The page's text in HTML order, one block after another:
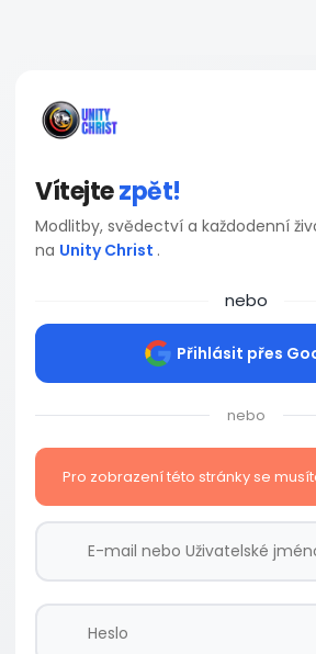
Vítejtezpět!
Modlitby, svědectví a každodenní
na Unity Christ .
nebo
Přihlásit přes
nebo
Pro zobrazení této stránky se